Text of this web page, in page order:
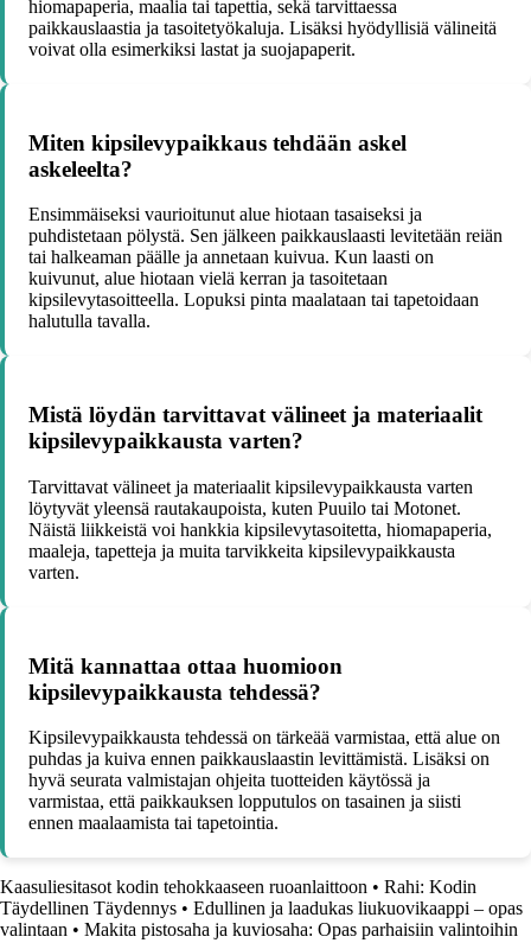
hiomapaperia, maalia tai tapettia, sekä tarvittaessa
paikkauslaastia ja tasoitetyökaluja. Lisäksi hyödyllisiä välineitä
voivat olla esimerkiksi lastat ja suojapaperit.
Miten kipsilevypaikkaus tehdään askel
askeleelta?
Ensimmäiseksi vaurioitunut alue hiotaan tasaiseksi ja
puhdistetaan pölystä. Sen jälkeen paikkauslaasti levitetään reiän
tai halkeaman päälle ja annetaan kuivua. Kun laasti on
kuivunut, alue hiotaan vielä kerran ja tasoitetaan
kipsilevytasoitteella. Lopuksi pinta maalataan tai tapetoidaan
halutulla tavalla.
Mistä löydän tarvittavat välineet ja materiaalit
kipsilevypaikkausta varten?
Tarvittavat välineet ja materiaalit kipsilevypaikkausta varten
löytyvät yleensä rautakaupoista, kuten Puuilo tai Motonet.
Näistä liikkeistä voi hankkia kipsilevytasoitetta, hiomapaperia,
maaleja, tapetteja ja muita tarvikkeita kipsilevypaikkausta
varten.
Mitä kannattaa ottaa huomioon
kipsilevypaikkausta tehdessä?
Kipsilevypaikkausta tehdessä on tärkeää varmistaa, että alue on
puhdas ja kuiva ennen paikkauslaastin levittämistä. Lisäksi on
hyvä seurata valmistajan ohjeita tuotteiden käytössä ja
varmistaa, että paikkauksen lopputulos on tasainen ja siisti
ennen maalaamista tai tapetointia.
Kaasuliesitasot kodin tehokkaaseen ruoanlaittoon • Rahi: Kodin
Täydellinen Täydennys • Edullinen ja laadukas liukuovikaappi – opas
valintaan • Makita pistosaha ja kuviosaha: Opas parhaisiin valintoihin